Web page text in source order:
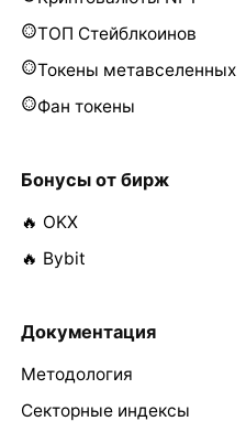
ТОП Стейблкоинов
Токены метавселенных
Фан токены
Бонусы от бирж
🔥 OKX
🔥 Bybit
Документация
Методология
Секторные индексы